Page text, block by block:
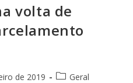
volta de
de 2019 Geral